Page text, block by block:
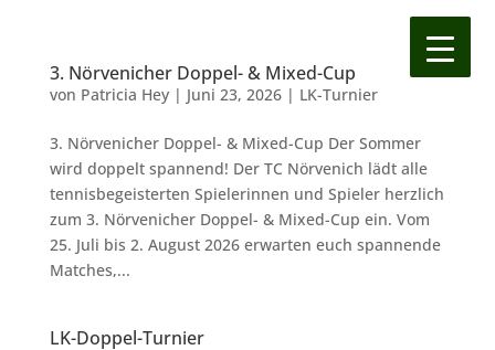
3. Nörvenicher Doppel- & Mixed-Cup
von Patricia Hey| Juni 23, 2026| LK-Turnier
3. Nörvenicher Doppel- & Mixed-Cup Der Sommer
wird doppelt spannend! Der TC Nörvenich lädt alle
tennisbegeisterten Spielerinnen und Spieler herzlich
zum 3. Nörvenicher Doppel- & Mixed-Cup ein. Vom
25. Juli bis 2. August 2026 erwarten euch spannende
Matches,...
LK-Doppel-Turnier